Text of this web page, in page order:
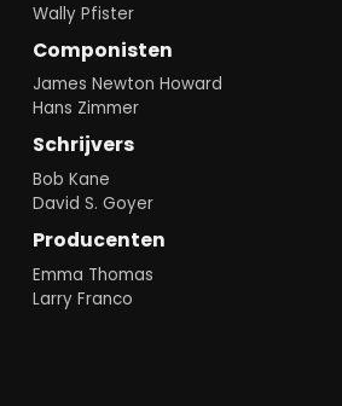
Wally Pfister
Componisten
James Newton Howard
Hans Zimmer
Schrijvers
Bob Kane
David S. Goyer
Producenten
Emma Thomas
Larry Franco